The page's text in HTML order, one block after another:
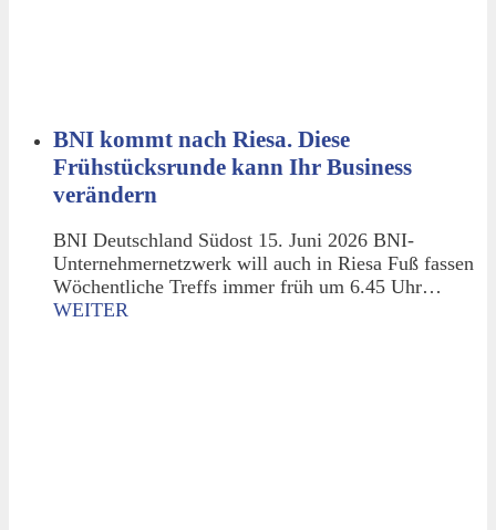
BNI kommt nach Riesa. Diese
Frühstücksrunde kann Ihr Business
verändern
BNI Deutschland Südost 15. Juni 2026 BNI-
Unternehmernetzwerk will auch in Riesa Fuß fassen
Wöchentliche Treffs immer früh um 6.45 Uhr…
WEITER